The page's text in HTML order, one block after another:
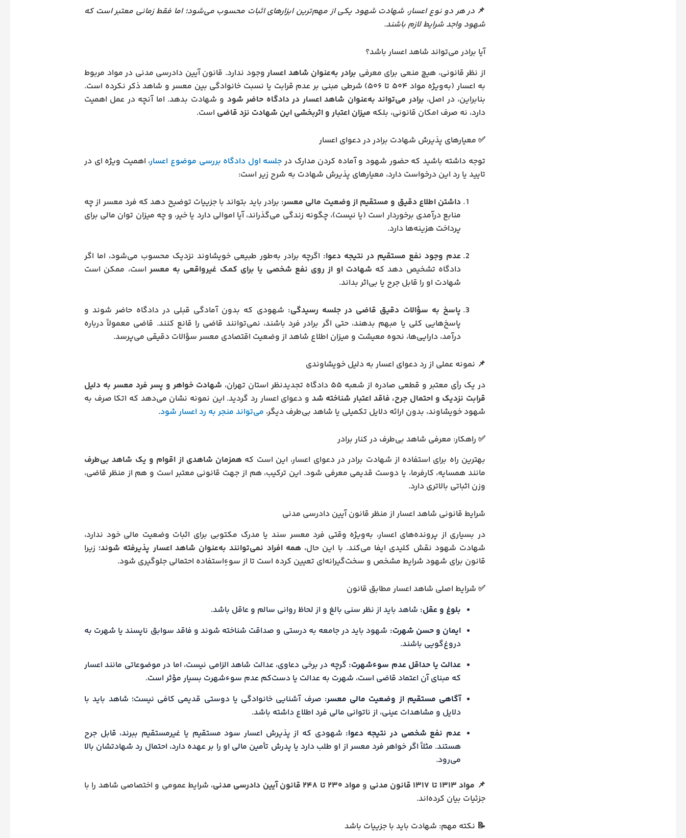
📌در هر دو نوع اعسار، شهادت شهود یکی از مهم‌ترین ابزارهای اثبات محسوب می‌شود؛ اما فقط زمانی معتبر است که
شهود واجد شرایط لازم باشند.
آیا برادر می‌تواند شاهد اعسار باشد؟
از نظر قانونی، هیچ منعی برای معرفی برادر به‌عنوان شاهد اعساروجود ندارد. قانون آیین دادرسی مدنی در مواد مربوط
به اعسار (به‌ویژه مواد ۵۰۴ تا ۵۰۶) شرطی مبنی بر عدم قرابت یا نسبت خانوادگی بین معسر و شاهد ذکر نکرده است.
بنابراین، در اصل، برادر می‌تواند به‌عنوان شاهد اعسار در دادگاه حاضر شود و شهادت بدهد. اما آنچه در عمل اهمیت
دارد، نه صرف امکان قانونی، بلکه میزان اعتبار و اثربخشی این شهادت نزد قاضی است.
✅ معیارهای پذیرش شهادت برادر در دعوای اعسار
توجه داشته باشید که حضور شهود و آماده کردن مدارک در جلسه اول دادگاه بررسی موضوع اعسار، اهمیت ویژه ای در
تایید یا رد این درخواست دارد، معیارهای پذیرش شهادت به شرح زیر است:
داشتن اطلاع دقیق و مستقیم از وضعیت مالی معسر: برادر باید بتواند با جزییات توضیح دهد که فرد معسر از چه
منابع درآمدی برخوردار است (یا نیست)، چگونه زندگی می‌گذراند، آیا اموالی دارد یا خیر، و چه میزان توان مالی برای
پرداخت هزینه‌ها دارد.
عدم وجود نفع مستقیم در نتیجه دعوا: اگرچه برادر به‌طور طبیعی خویشاوند نزدیک محسوب می‌شود، اما اگر
دادگاه تشخیص دهد که شهادت او از روی نفع شخصی یا برای کمک غیرواقعی به معسر است، ممکن است
شهادت او را قابل جرح یا بی‌اثر بداند.
پاسخ به سؤالات دقیق قاضی در جلسه رسیدگی: شهودی که بدون آمادگی قبلی در دادگاه حاضر شوند و
پاسخ‌هایی کلی یا مبهم بدهند، حتی اگر برادر فرد باشند، نمی‌توانند قاضی را قانع کنند. قاضی معمولاً درباره
درآمد، دارایی‌ها، نحوه معیشت و میزان اطلاع شاهد از وضعیت اقتصادی معسر سؤالات دقیقی می‌پرسد.
📌 نمونه عملی از رد دعوای اعسار به دلیل خویشاوندی
در یک رأی معتبر و قطعی صادره از شعبه ۵۵ دادگاه تجدیدنظر استان تهران،
شهادت خواهر و پسر فرد معسر به دلیل
قرابت نزدیک و احتمال جرح، فاقد اعتبار شناخته شد و دعوای اعسار رد گردید. این نمونه نشان می‌دهد که اتکا صرف به
شهود خویشاوند، بدون ارائه دلایل تکمیلی یا شاهد بی‌طرف دیگر، می‌تواند منجر به رد اعسار شود.
✅ راهکار: معرفی شاهد بی‌طرف در کنار برادر
بهترین راه برای استفاده از شهادت برادر در دعوای اعسار، این است که همزمان شاهدی از اقوام و یک شاهد بی‌طرف
مانند همسایه، کارفرما، یا دوست قدیمی معرفی شود. این ترکیب، هم از جهت قانونی معتبر است و هم از منظر قاضی،
وزن اثباتی بالاتری دارد.
شرایط قانونی شاهد اعسار از منظر قانون آیین دادرسی مدنی
در بسیاری از پرونده‌های اعسار، به‌ویژه وقتی فرد معسر سند یا مدرک مکتوبی برای اثبات وضعیت مالی خود ندارد،
شهادت شهود نقش کلیدی ایفا می‌کند. با این حال،همه افراد نمی‌توانند به‌عنوان شاهد اعسار پذیرفته شوند؛ زیرا
قانون برای شهود شرایط مشخص و سخت‌گیرانه‌ای تعیین کرده است تا از سوءِاستفاده احتمالی جلوگیری شود.
✅ شرایط اصلی شاهد اعسار مطابق قانون
بلوغ و عقل: شاهد باید از نظر سنی بالغ و از لحاظ روانی سالم و عاقل باشد.
ایمان و حسن شهرت: شهود باید در جامعه به درستی و صداقت شناخته شوند و فاقد سوابق ناپسند یا شهرت به
دروغ‌گویی باشند.
عدالت یا حداقل عدم سوءشهرت: گرچه در برخی دعاوی، عدالت شاهد الزامی نیست، اما در موضوعاتی مانند اعسار
که مبنای آن اعتماد قاضی است، شهرت به عدالت یا دست‌کم عدم سوءشهرت بسیار مؤثر است.
آگاهی مستقیم از وضعیت مالی معسر: صرف آشنایی خانوادگی یا دوستی قدیمی کافی نیست؛ شاهد باید با
دلایل و مشاهدات عینی، از ناتوانی مالی فرد اطلاع داشته باشد.
عدم نفع شخصی در نتیجه دعوا: شهودی که از پذیرش اعسار سود مستقیم یا غیرمستقیم ببرند، قابل جرح
هستند. مثلاً اگر خواهر فرد معسر از او طلب دارد یا پدرش تأمین مالی او را بر عهده دارد، احتمال رد شهادتشان بالا
می‌رود.
📌 مواد ۱۳۱۳ تا ۱۳۱۷ قانون مدنی و مواد ۲۳۰ تا ۲۴۸ قانون آیین دادرسی مدنی
، شرایط عمومی و اختصاصی شاهد را با
جزئیات بیان کرده‌اند.
📝 نکته مهم: شهادت باید با جزییات باشد